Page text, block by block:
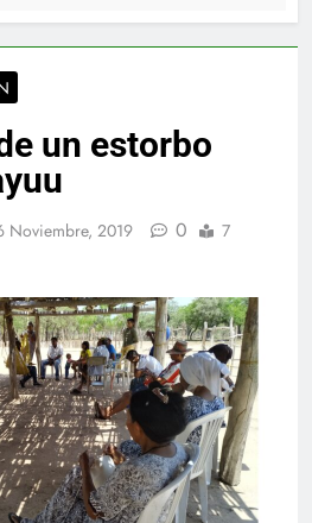
un estorbo
Noviembre, 2019 0
7